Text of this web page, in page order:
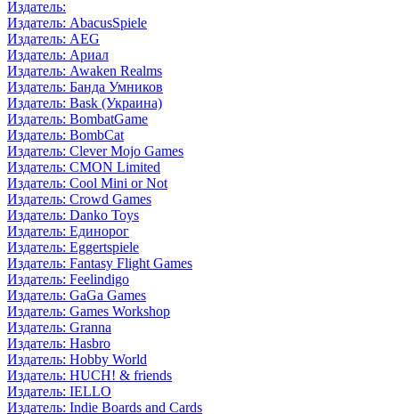
Издатель:
Издатель: AbacusSpiele
Издатель: AEG
Издатель: Ариал
Издатель: Awaken Realms
Издатель: Банда Умников
Издатель: Bask (Украина)
Издатель: BombatGame
Издатель: BombCat
Издатель: Clever Mojo Games
Издатель: CMON Limited
Издатель: Cool Mini or Not
Издатель: Crowd Games
Издатель: Danko Toys
Издатель: Единорог
Издатель: Eggertspiele
Издатель: Fantasy Flight Games
Издатель: Feelindigo
Издатель: GaGa Games
Издатель: Games Workshop
Издатель: Granna
Издатель: Hasbro
Издатель: Hobby World
Издатель: HUCH! & friends
Издатель: IELLO
Издатель: Indie Boards and Cards